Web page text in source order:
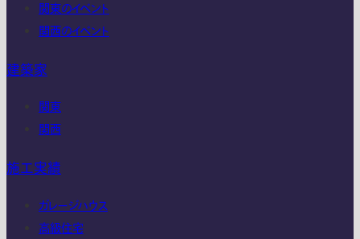
関東のイベント
関西のイベント
建築家
関東
関西
施工実績
ガレージハウス
高級住宅